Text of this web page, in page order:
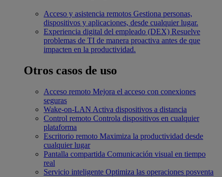
Acceso y asistencia remotos Gestiona personas,
dispositivos y aplicaciones, desde cualquier lugar.
Experiencia digital del empleado (DEX) Resuelve
problemas de TI de manera proactiva antes de que
impacten en la productividad.
Otros casos de uso
Acceso remoto Mejora el acceso con conexiones
seguras
Wake-on-LAN Activa dispositivos a distancia
Control remoto Controla dispositivos en cualquier
plataforma
Escritorio remoto Maximiza la productividad desde
cualquier lugar
Pantalla compartida Comunicación visual en tiempo
real
Servicio inteligente Optimiza las operaciones posventa